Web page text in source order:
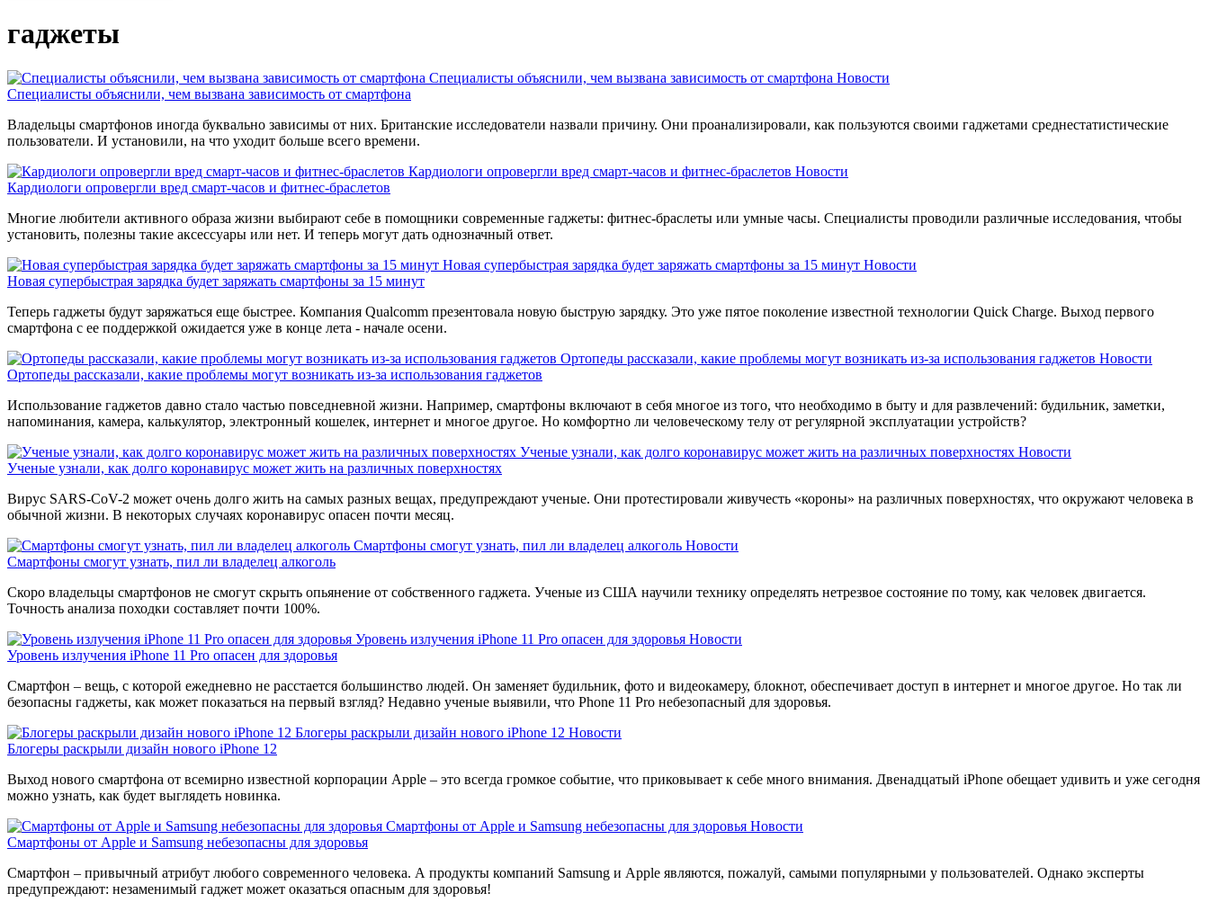
гаджеты
Специалисты объяснили, чем вызвана зависимость от смартфона Новости
Специалисты объяснили, чем вызвана зависимость от смартфона
Владельцы смартфонов иногда буквально зависимы от них. Британские исследователи назвали причину. Они проанализировали, как пользуются своими гаджетами среднестатистические
пользователи. И установили, на что уходит больше всего времени.
Кардиологи опровергли вред смарт-часов и фитнес-браслетов Новости
Кардиологи опровергли вред смарт-часов и фитнес-браслетов
Многие любители активного образа жизни выбирают себе в помощники современные гаджеты: фитнес-браслеты или умные часы. Специалисты проводили различные исследования, чтобы
установить, полезны такие аксессуары или нет. И теперь могут дать однозначный ответ.
Новая супербыстрая зарядка будет заряжать смартфоны за 15 минут Новости
Новая супербыстрая зарядка будет заряжать смартфоны за 15 минут
Теперь гаджеты будут заряжаться еще быстрее. Компания Qualcomm презентовала новую быструю зарядку. Это уже пятое поколение известной технологии Quick Charge. Выход первого
смартфона с ее поддержкой ожидается уже в конце лета - начале осени.
Ортопеды рассказали, какие проблемы могут возникать из-за использования гаджетов Новости
Ортопеды рассказали, какие проблемы могут возникать из-за использования гаджетов
Использование гаджетов давно стало частью повседневной жизни. Например, смартфоны включают в себя многое из того, что необходимо в быту и для развлечений: будильник, заметки,
напоминания, камера, калькулятор, электронный кошелек, интернет и многое другое. Но комфортно ли человеческому телу от регулярной эксплуатации устройств?
Ученые узнали, как долго коронавирус может жить на различных поверхностях Новости
Ученые узнали, как долго коронавирус может жить на различных поверхностях
Вирус SARS-CoV-2 может очень долго жить на самых разных вещах, предупреждают ученые. Они протестировали живучесть «короны» на различных поверхностях, что окружают человека в
обычной жизни. В некоторых случаях коронавирус опасен почти месяц.
Смартфоны смогут узнать, пил ли владелец алкоголь Новости
Смартфоны смогут узнать, пил ли владелец алкоголь
Скоро владельцы смартфонов не смогут скрыть опьянение от собственного гаджета. Ученые из США научили технику определять нетрезвое состояние по тому, как человек двигается.
Точность анализа походки составляет почти 100%.
Уровень излучения iPhone 11 Pro опасен для здоровья Новости
Уровень излучения iPhone 11 Pro опасен для здоровья
Смартфон – вещь, с которой ежедневно не расстается большинство людей. Он заменяет будильник, фото и видеокамеру, блокнот, обеспечивает доступ в интернет и многое другое. Но так ли
безопасны гаджеты, как может показаться на первый взгляд? Недавно ученые выявили, что Phone 11 Pro небезопасный для здоровья.
Блогеры раскрыли дизайн нового iPhone 12 Новости
Блогеры раскрыли дизайн нового iPhone 12
Выход нового смартфона от всемирно известной корпорации Аpple – это всегда громкое событие, что приковывает к себе много внимания. Двенадцатый iPhone обещает удивить и уже сегодня
можно узнать, как будет выглядеть новинка.
Смартфоны от Apple и Samsung небезопасны для здоровья Новости
Смартфоны от Apple и Samsung небезопасны для здоровья
Смартфон – привычный атрибут любого современного человека. А продукты компаний Samsung и Apple являются, пожалуй, самыми популярными у пользователей. Однако эксперты
предупреждают: незаменимый гаджет может оказаться опасным для здоровья!